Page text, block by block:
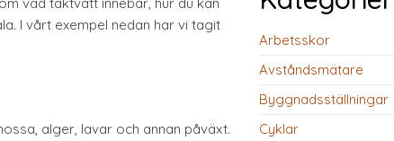
I vårt exempel nedan har vi tagit
alger, lavar och annan påväxt.
Arbetsskor
Avståndsmätare
Byggnadsställningar
Cyklar